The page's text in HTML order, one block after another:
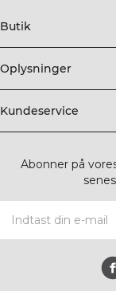
Butik
Oplysninger
Kundeservice
Abonner på